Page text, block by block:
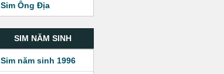
Sim Ông Địa
SIM NĂM SINH
Sim năm sinh 1996